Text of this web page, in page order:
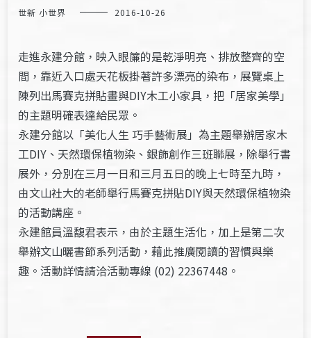
世新 小世界 2016-10-26
走進永建分館，映入眼簾的是乾淨明亮、排放整齊的空
間，靠近入口處天花板掛著許多漂亮的染布，展覽桌上
陳列出馬賽克拼貼畫與DIY木工小家具，把「居家美學」
的主題明確表達給民眾。
永建分館以「美化人生 巧手藝術展」為主題舉辦居家木
工DIY、天然環保植物染、銀飾創作三班聯展，除舉行書
展外，分別在三月一日和三月五日的晚上七時至九時，
由文山社大的老師舉行馬賽克拼貼DIY與天然環保植物染
的活動講座。
永建館員溫馥君表示，由於主題生活化，加上是第二次
舉辦文山曬書節系列活動，藉此推廣閱讀的習慣與樂
趣。活動詳情請洽活動專線 (02) 22367448。